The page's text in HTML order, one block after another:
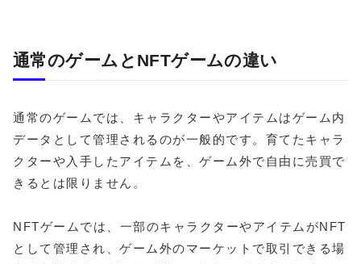
通常のゲームとNFTゲームの違い
通常のゲームでは、キャラクターやアイテムはゲーム内
データとして管理されるのが一般的です。育てたキャラ
クターや入手したアイテムを、ゲーム外で自由に売買で
きるとは限りません。
NFTゲームでは、一部のキャラクターやアイテムがNFT
として管理され、ゲーム外のマーケットで取引できる場